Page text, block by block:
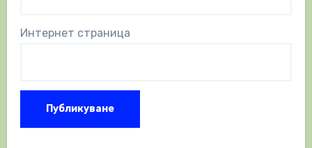
Интернет страница